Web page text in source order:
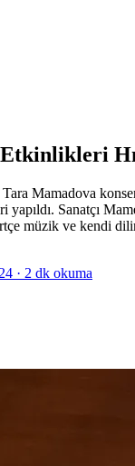
Tara Mamadova
yapıldı. Sanatçı
müzik ve kendi
· 2 dk okuma